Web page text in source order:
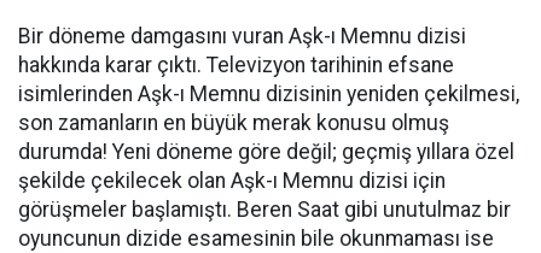
Bir döneme damgasını vuran Aşk-ı Memnu dizisi
hakkında karar çıktı. Televizyon tarihinin efsane
isimlerinden Aşk-ı Memnu dizisinin yeniden çekilmesi,
son zamanların en büyük merak konusu olmuş
durumda! Yeni döneme göre değil; geçmiş yıllara özel
şekilde çekilecek olan Aşk-ı Memnu dizisi için
görüşmeler başlamıştı. Beren Saat gibi unutulmaz bir
oyuncunun dizide esamesinin bile okunmaması ise